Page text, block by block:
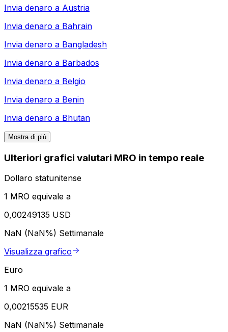
Invia denaro a Austria
Invia denaro a Bahrain
Invia denaro a Bangladesh
Invia denaro a Barbados
Invia denaro a Belgio
Invia denaro a Benin
Invia denaro a Bhutan
Mostra di più
Ulteriori grafici valutari MRO in tempo reale
Dollaro statunitense
1 MRO equivale a
0,00249135 USD
NaN (NaN%) Settimanale
Visualizza grafico
Euro
1 MRO equivale a
0,00215535 EUR
NaN (NaN%) Settimanale